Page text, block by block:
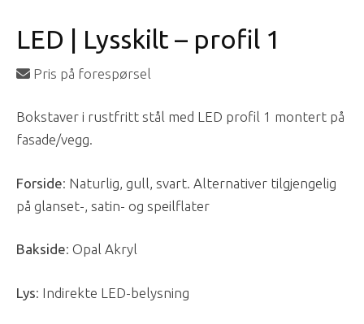
LED | Lysskilt – profil 1
Pris på forespørsel
Bokstaver i rustfritt stål med LED profil 1 montert på
fasade/vegg.
Forside: Naturlig, gull, svart. Alternativer tilgjengelig
på glanset-, satin- og speilflater
Bakside: Opal Akryl
Lys: Indirekte LED-belysning